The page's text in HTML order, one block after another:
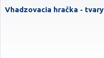
Vhadzovacia hračka - tvary